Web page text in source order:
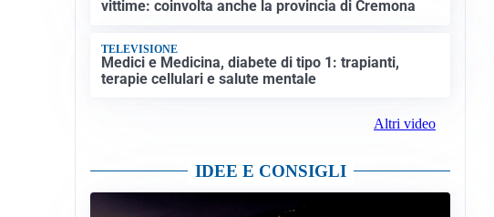
vittime: coinvolta anche la provincia di Cremona
TELEVISIONE
Medici e Medicina, diabete di tipo 1: trapianti,
terapie cellulari e salute mentale
Altri video
IDEE E CONSIGLI